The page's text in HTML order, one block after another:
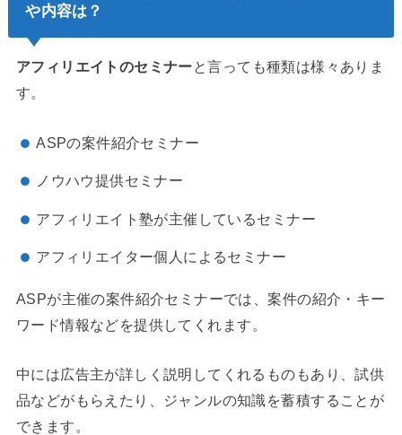
や内容は？
アフィリエイトのセミナー と言っても種類は様々ありま
す。
ASPの案件紹介セミナー
ノウハウ提供セミナー
アフィリエイト塾が主催しているセミナー
アフィリエイター個人によるセミナー
ASPが主催の案件紹介セミナーでは、案件の紹介・キー
ワード情報などを提供してくれます。
中には広告主が詳しく説明してくれるものもあり、試供
品などがもらえたり、ジャンルの知識を蓄積することが
できます。